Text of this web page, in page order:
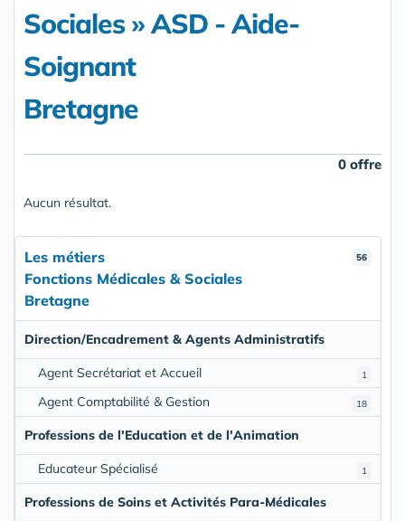
Sociales » ASD - Aide-
Soignant
Bretagne
0 offre
Aucun résultat.
56
Les métiers
Fonctions Médicales & Sociales
Bretagne
Direction/Encadrement & Agents Administratifs
1
Agent Secrétariat et Accueil
18
Agent Comptabilité & Gestion
Professions de l'Education et de l'Animation
1
Educateur Spécialisé
Professions de Soins et Activités Para-Médicales